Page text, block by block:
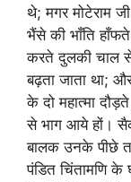
थे; मगर मोटेराम
भैंसे की भाँति
करते दुलकी चाल
बढ़ता जाता था;
के दो महात्मा
से भाग आये हों।
बालक उनके पीछे
पंडित चिंतामणि के